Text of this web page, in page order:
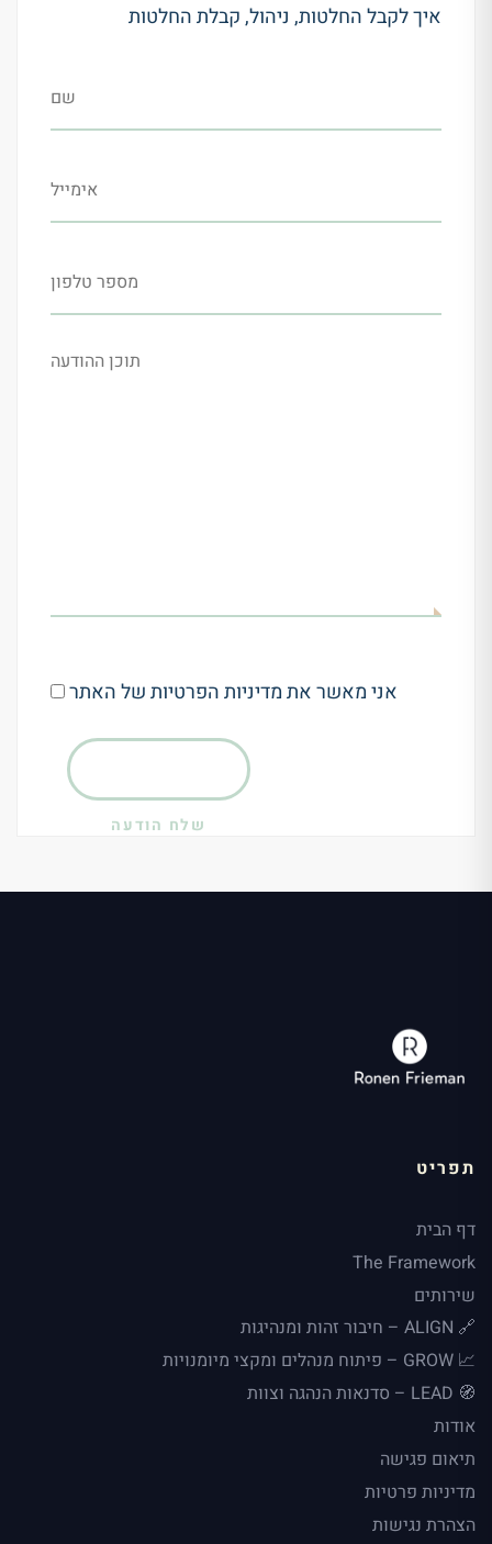
איך לקבל החלטות, ניהול,קבלת החלטות
אני מאשר את מדיניות הפרטיות של האתר
שלח הודעה
תפריט
דף הבית
The Framework
שירותים
🔗 ALIGN – חיבור זהות ומנהיגות
📈 GROW – פיתוח מנהלים ומקצי מיומנויות
🧭 LEAD – סדנאות הנהגה וצוות
אודות
תיאום פגישה
מדיניות פרטיות
הצהרת נגישות